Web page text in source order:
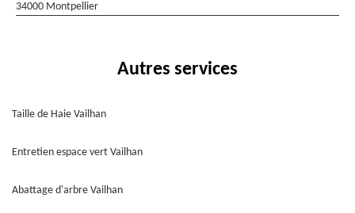
34000 Montpellier
Autres services
Taille de Haie Vailhan
Entretien espace vert Vailhan
Abattage d'arbre Vailhan